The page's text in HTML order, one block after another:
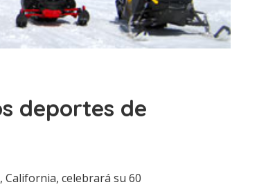
deportes de
celebrará su 60